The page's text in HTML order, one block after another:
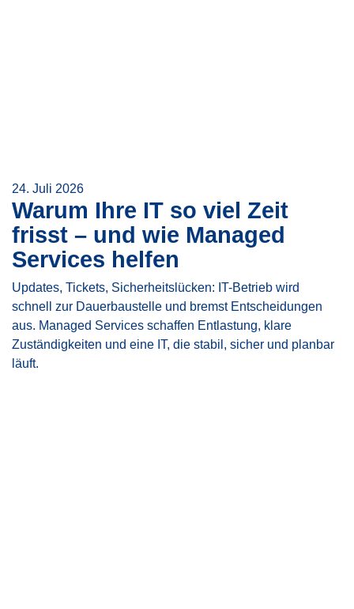
24. Juli 2026
Warum Ihre IT so viel Zeit
frisst – und wie Managed
Services helfen
Updates, Tickets, Sicherheitslücken: IT-Betrieb wird
schnell zur Dauerbaustelle und bremst Entscheidungen
aus. Managed Services schaffen Entlastung, klare
Zuständigkeiten und eine IT, die stabil, sicher und planbar
läuft.